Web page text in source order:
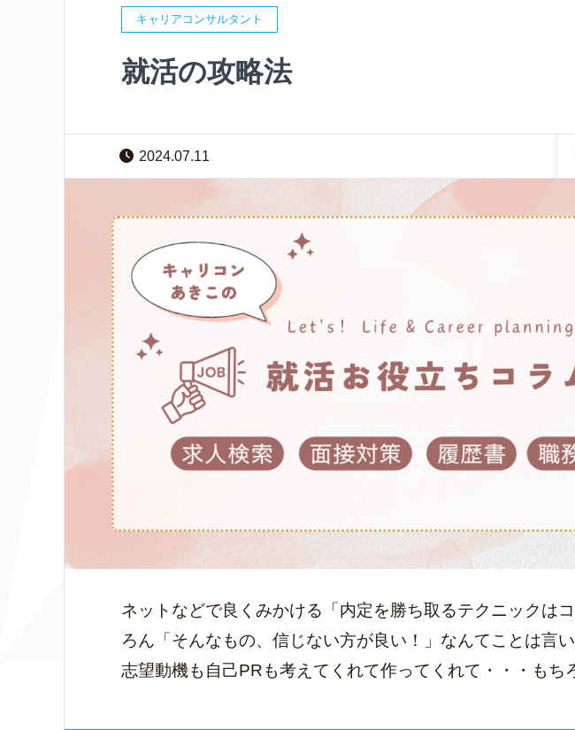
キャリアコンサルタント
就活の攻略法
2024.07.11
ネットなどで良くみかける「内定を勝ち取るテクニックは
ろん「そんなもの、信じない方が良い！」なんてことは言
志望動機も自己PRも考えてくれて作ってくれて・・・も